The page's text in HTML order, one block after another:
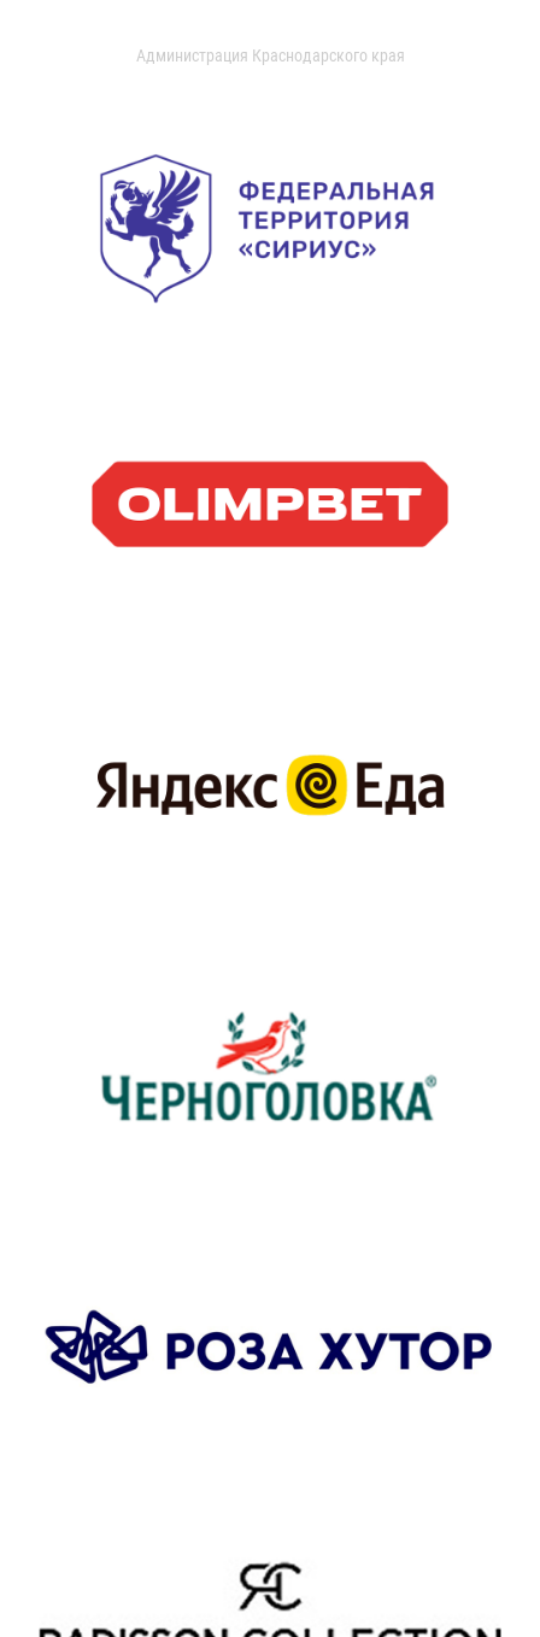
Администрация Краснодарского края